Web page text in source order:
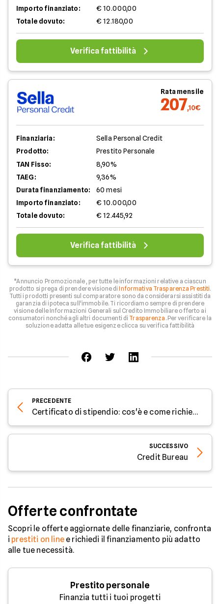
Importo finanziato:
€ 10.000,00
Totale dovuto:
€ 12.180,00
Verifica fattibilità
Rata mensile
207,10€
Finanziaria:
Sella Personal Credit
Prodotto:
Prestito Personale
TAN Fisso:
8,90%
TAEG:
9,36%
Durata finanziamento:
60 mesi
Importo finanziato:
€ 10.000,00
Totale dovuto:
€ 12.445,92
Verifica fattibilità
*Annuncio Promozionale , per tutte le informazioni relative a ciascun
prodotto si prega di prendere visione diInformativa Trasparenza Prestiti.
Tutti i prodotti presenti sul comparatore sono da considerarsi assistiti da
garanzia di ipoteca sull'immobile. Ti ricordiamo sempre di prendere
visione delle Informazioni Generali sul Credito Immobiliare offerto ai
consumatori nonché agli altri documenti di Trasparenza . Per verificare la
soluzione adatta alle tue esigenze clicca su verifica fattibilità
PRECEDENTE
Certificato di stipendio: cos'è e come richiederlo
SUCCESSIVO
Credit Bureau
Offerte confrontate
Scopri le offerte aggiornate delle finanziarie, confronta
i prestiti on linee richiedi il finanziamento più adatto
alle tue necessità.
Prestito personale
Finanzia tutti i tuoi progetti